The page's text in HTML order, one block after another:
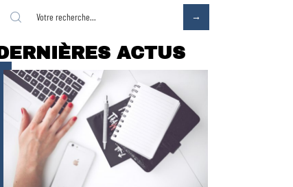
DERNIÈRES ACTUS